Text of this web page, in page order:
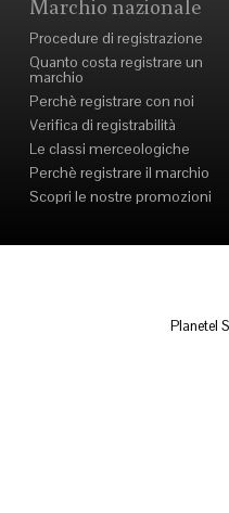
Procedure di registrazione
Quanto costa registrare un
marchio
Perchè registrare con noi
Verifica di registrabilità
Le classi merceologiche
Perchè registrare il marchio
Scopri le nostre promozioni
Planetel